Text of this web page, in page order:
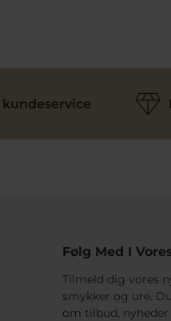
Følg Med I
Tilmeld dig vores
smykker og ure.
om tilbud,